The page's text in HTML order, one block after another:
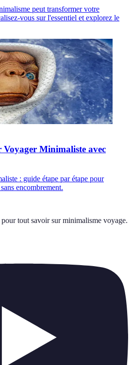
peut transformer votre
vous sur l'essentiel et explorez le
Minimaliste avec
: guide étape par étape pour
encombrement.
tout savoir sur minimalisme voyage.